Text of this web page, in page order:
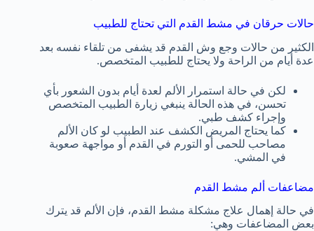
حالات حرقان في مشط القدم التي تحتاج للطبيب
الكثير من حالات وجع وش القدم قد يشفى من تلقاء نفسه بعد
عدة أيام من الراحة ولا يحتاج للطبيب المتخصص.
لكن في حالة استمرار الألم لعدة أيام بدون الشعور بأي
تحسن، في هذه الحالة ينبغي زيارة الطبيب المتخصص
وإجراء كشف طبي.
كما يحتاج المريض الكشف عند الطبيب لو كان الألم
مصاحب للحمى أو التورم في القدم أو مواجهة صعوبة
في المشي.
مضاعفات ألم مشط القدم
في حالة إهمال علاج مشكلة مشط القدم، فإن الألم قد يترك
بعض المضاعفات وهي: